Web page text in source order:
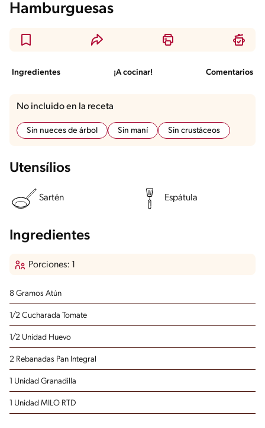
Hamburguesas
Ingredientes ¡A cocinar! Comentarios
No incluido en la receta
Sin nueces de árbol Sin maní Sin crustáceos
Utensílios
Sartén Espátula
Ingredientes
Porciones: 1
8 Gramos Atún
1/2 Cucharada Tomate
1/2 Unidad Huevo
2 Rebanadas Pan Integral
1 Unidad Granadilla
1 Unidad MILO RTD